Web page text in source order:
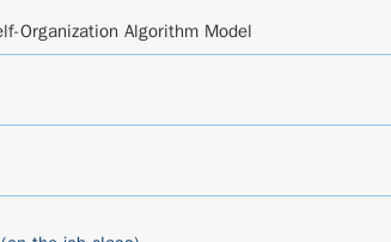
Organization Algorithm Model